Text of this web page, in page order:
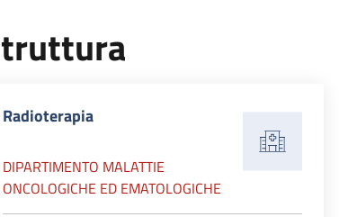
Radioterapia
DIPARTIMENTO MALATTIE
ONCOLOGICHE ED EMATOLOGICHE